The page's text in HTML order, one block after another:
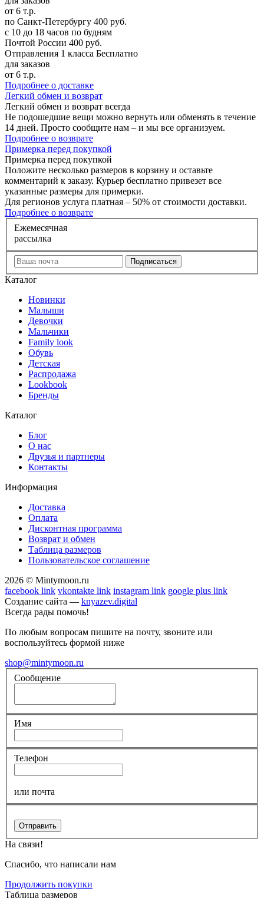
от 6 т.р.
по Санкт-Петербургу 400 руб.
с 10 до 18 часов по будням
Почтой России 400 руб.
Отправления 1 класса Бесплатно
для заказов
от 6 т.р.
Подробнее о доставке
Легкий обмен и возврат
Легкий обмен и возврат всегда
Не подошедшие вещи можно вернуть или обменять в течение
14 дней. Просто сообщите нам – и мы все организуем.
Подробнее о возврате
Примерка перед покупкой
Примерка перед покупкой
Положите несколько размеров в корзину и оставьте
комментарий к заказу. Курьер бесплатно привезет все
указанные размеры для примерки.
Для регионов услуга платная – 50% от стоимости доставки.
Подробнее о возврате
Ежемесячная
рассылка
Каталог
Новинки
Малыши
Девочки
Мальчики
Family look
Обувь
Детская
Распродажа
Lookbook
Бренды
Каталог
Блог
О нас
Друзья и партнеры
Контакты
Информация
Доставка
Оплата
Дисконтная программа
Возврат и обмен
Таблица размеров
Пользовательское соглашение
2026 © Mintymoon.ru
facebook link vkontakte link instagram link google plus link
Создание сайта — knyazev.digital
Всегда рады помочь!
По любым вопросам пишите на почту, звоните или
воспользуйтесь формой ниже
shop@mintymoon.ru
Сообщение
Имя
Телефон
или почта
Отправить
На связи!
Спасибо, что написали нам
Продолжить покупки
Таблица размеров